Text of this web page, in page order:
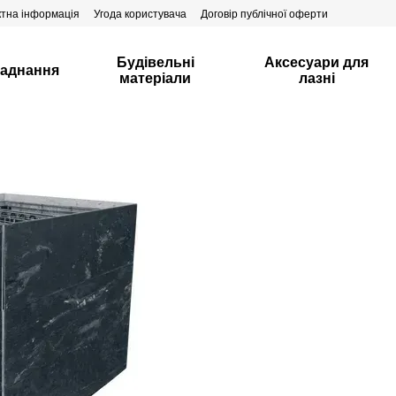
інформація Угода користувача Договір публічної оферти
Будівельні
матеріали
Аксесуари для
лазні